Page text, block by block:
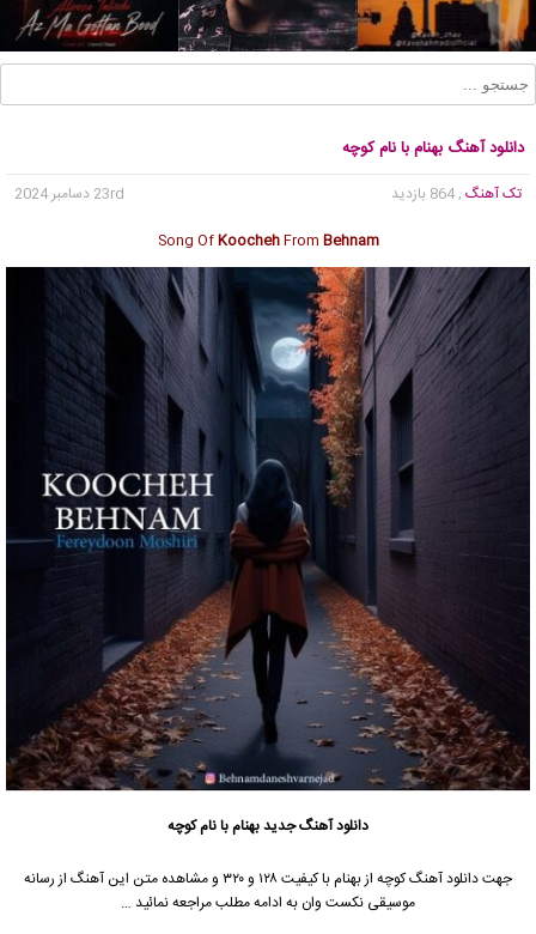
دانلود آهنگ بهنام با نام کوچه
تک آهنگ , 864 بازدید
23rd دسامبر 2024
Song OfKoochehFrom Behnam
دانلود آهنگ جدیدبهنام با نام کوچه
جهت دانلود آهنگ کوچه از بهنام با کیفیت ۱۲۸ و ۳۲۰ و مشاهده متن این آهنگ از رسانه
موسیقی نکست وان به ادامه مطلب مراجعه نمائید …